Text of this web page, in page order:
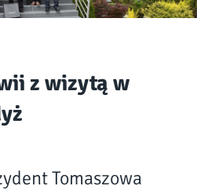
z wizytą w
Tomaszowa